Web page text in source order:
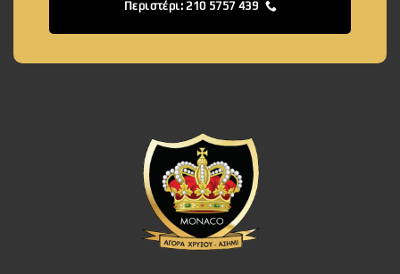
Περιστέρι: 210 5757 439